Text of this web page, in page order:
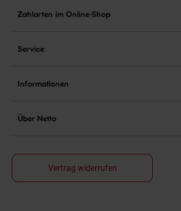
Zahlarten im Online-Shop
Service
Informationen
Über Netto
Vertrag widerrufen